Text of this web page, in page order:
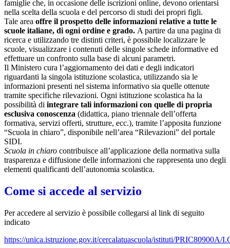
famiglie che, in occasione delle iscrizioni online, devono orientarsi
nella scelta della scuola e del percorso di studi dei propri figli.
Tale area offre il prospetto delle informazioni relative a tutte le
scuole italiane, di ogni ordine e grado. A partire da una pagina di
ricerca e utilizzando tre distinti criteri, è possibile localizzare le
scuole, visualizzare i contenuti delle singole schede informative ed
effettuare un confronto sulla base di alcuni parametri.
Il Ministero cura l’aggiornamento dei dati e degli indicatori
riguardanti la singola istituzione scolastica, utilizzando sia le
informazioni presenti nel sistema informativo sia quelle ottenute
tramite specifiche rilevazioni. Ogni istituzione scolastica ha la
possibilità di integrare tali informazioni con quelle di propria
esclusiva conoscenza (didattica, piano triennale dell’offerta
formativa, servizi offerti, strutture, ecc.), tramite l’apposita funzione
“Scuola in chiaro”, disponibile nell’area “Rilevazioni” del portale
SIDI.
Scuola in chiaro contribuisce all’applicazione della normativa sulla
trasparenza e diffusione delle informazioni che rappresenta uno degli
elementi qualificanti dell’autonomia scolastica.
Come si accede al servizio
Per accedere al servizio è possibile collegarsi al link di seguito
indicato
https://unica.istruzione.gov.it/cercalatuascuola/istituti/PRIC80900A/